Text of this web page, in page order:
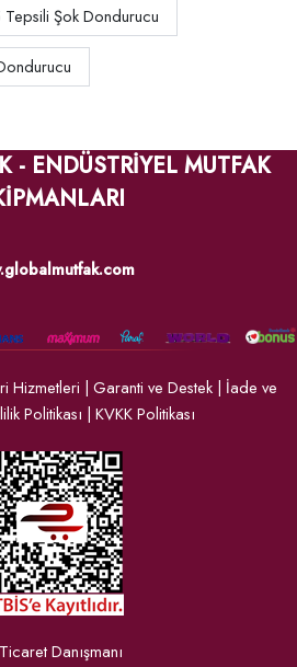
Tepsili Şok Dondurucu
- ENDÜSTRİYEL MUTFAK
Hizmetleri | Garanti ve Destek| İade ve
Politikası | KVKK Politikası
Danışmanı